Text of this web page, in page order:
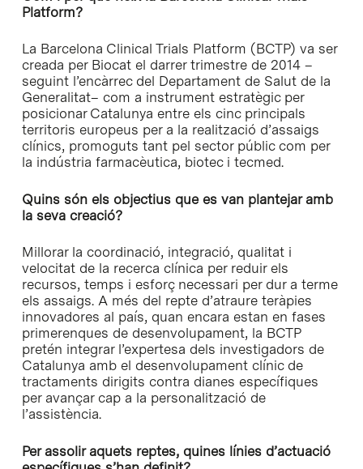
Platform?
La Barcelona Clinical Trials Platform (BCTP) va ser
creada per Biocat el darrer trimestre de 2014 –
seguint l’encàrrec del Departament de Salut de la
Generalitat– com a instrument estratègic per
posicionar Catalunya entre els cinc principals
territoris europeus per a la realització d’assaigs
clínics, promoguts tant pel sector públic com per
la indústria farmacèutica, biotec i tecmed.
Quins són els objectius que es van plantejar amb
la seva creació?
Millorar la coordinació, integració, qualitat i
velocitat de la recerca clínica per reduir els
recursos, temps i esforç necessari per dur a terme
els assaigs. A més del repte d’atraure teràpies
innovadores al país, quan encara estan en fases
primerenques de desenvolupament, la BCTP
pretén integrar l’expertesa dels investigadors de
Catalunya amb el desenvolupament clínic de
tractaments dirigits contra dianes específiques
per avançar cap a la personalització de
l’assistència.
Per assolir aquets reptes, quines línies d’actuació